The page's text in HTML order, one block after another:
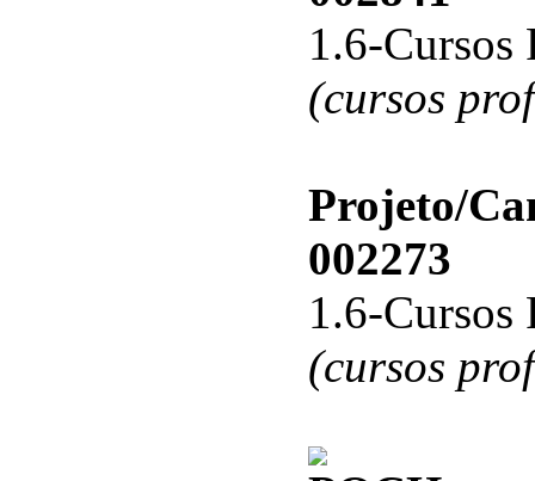
1.6-Cursos
(cursos
Projeto/
002273
1.6-Cursos
(cursos